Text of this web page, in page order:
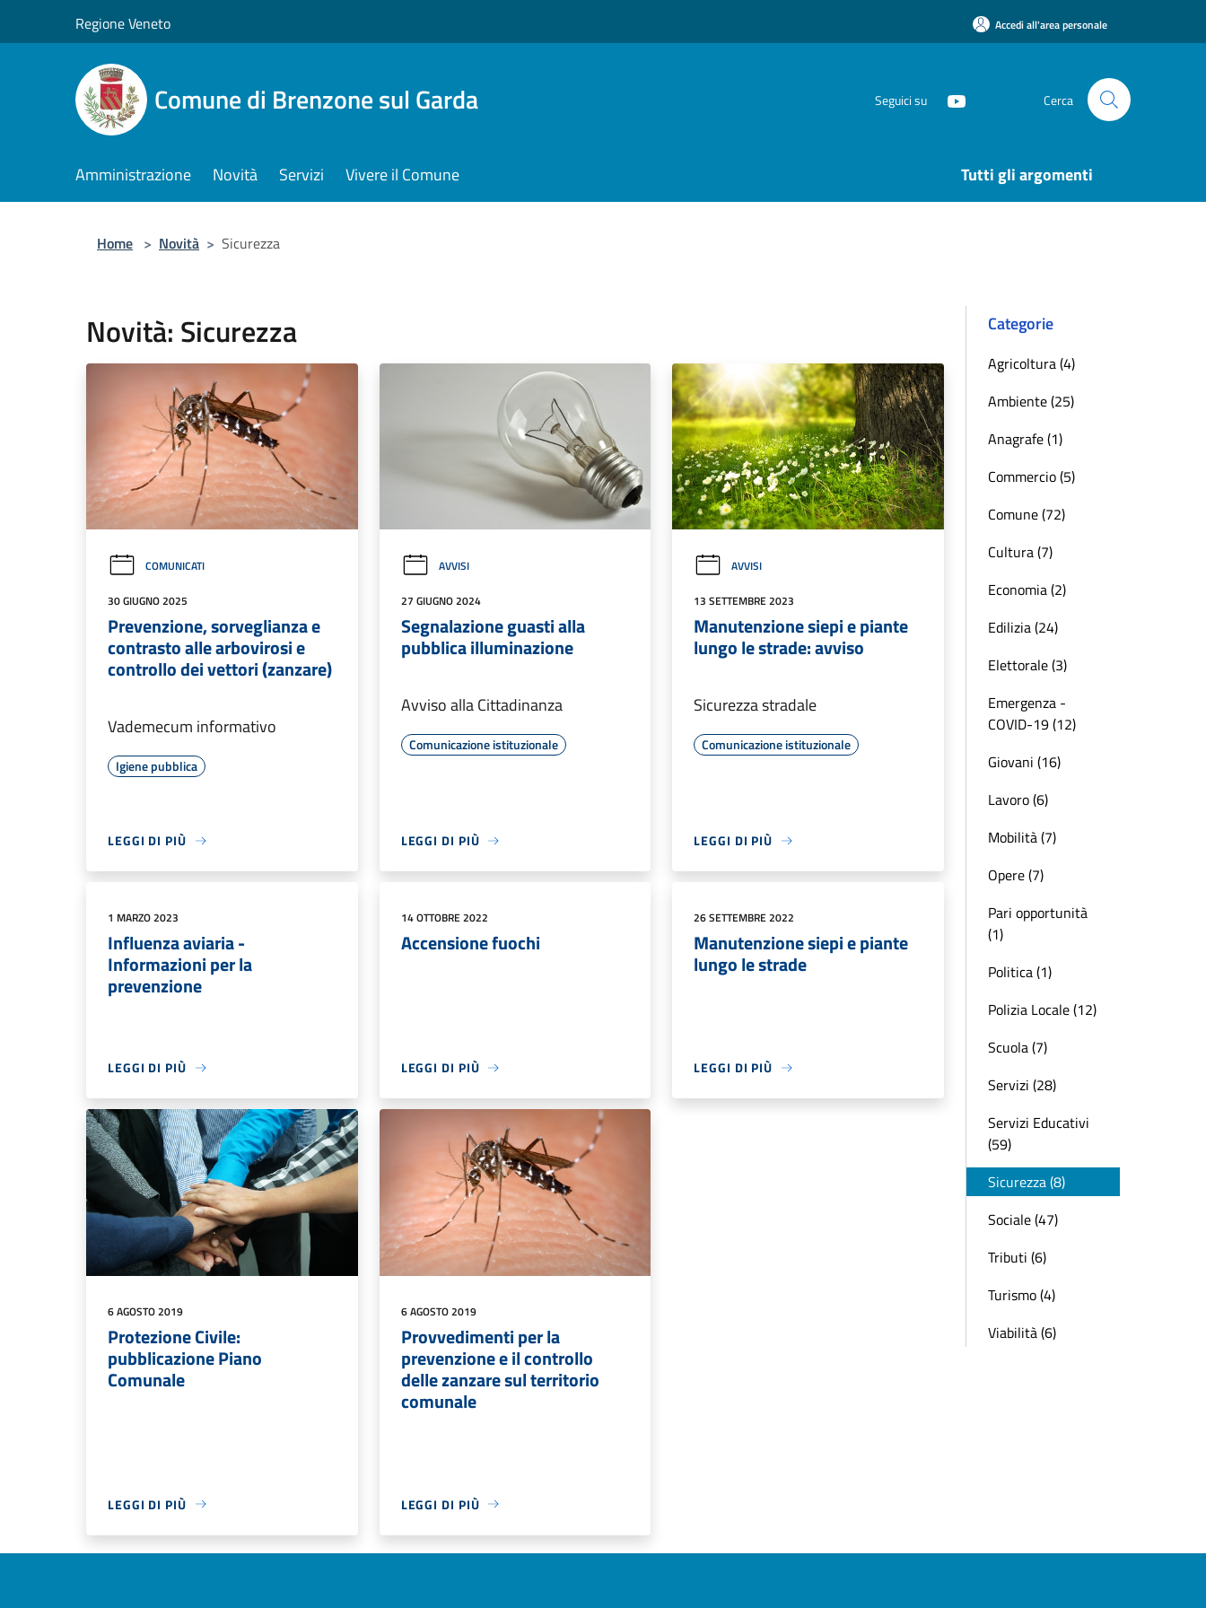
Regione Veneto Accedi all'area personale
Comune di Brenzone sul Garda Seguici su Cerca
Amministrazione Novità Servizi Vivere il Comune Tutti gli argomenti
Home > Novità > Sicurezza
Novità: Sicurezza
COMUNICATI
30 GIUGNO 2025
Prevenzione, sorveglianza e
contrasto alle arbovirosi e
controllo dei vettori (zanzare)
Vademecum informativo
Igiene pubblica
LEGGI DI PIÙ
AVVISI
27 GIUGNO 2024
Segnalazione guasti alla
pubblica illuminazione
Avviso alla Cittadinanza
Comunicazione istituzionale
LEGGI DI PIÙ
AVVISI
13 SETTEMBRE 2023
Manutenzione siepi e piante
lungo le strade: avviso
Sicurezza stradale
Comunicazione istituzionale
LEGGI DI PIÙ
1 MARZO 2023
Influenza aviaria -
Informazioni per la
prevenzione
LEGGI DI PIÙ
14 OTTOBRE 2022
Accensione fuochi
LEGGI DI PIÙ
26 SETTEMBRE 2022
Manutenzione siepi e piante
lungo le strade
LEGGI DI PIÙ
6 AGOSTO 2019
Protezione Civile:
pubblicazione Piano
Comunale
LEGGI DI PIÙ
6 AGOSTO 2019
Provvedimenti per la
prevenzione e il controllo
delle zanzare sul territorio
comunale
LEGGI DI PIÙ
Categorie
Agricoltura (4)
Ambiente (25)
Anagrafe (1)
Commercio (5)
Comune (72)
Cultura (7)
Economia (2)
Edilizia (24)
Elettorale (3)
Emergenza -
COVID-19 (12)
Giovani (16)
Lavoro (6)
Mobilità (7)
Opere (7)
Pari opportunità
(1)
Politica (1)
Polizia Locale (12)
Scuola (7)
Servizi (28)
Servizi Educativi
(59)
Sicurezza (8)
Sociale (47)
Tributi (6)
Turismo (4)
Viabilità (6)